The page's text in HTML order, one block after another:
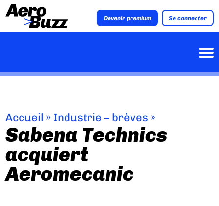
Devenir premium Se connecter
Accueil » Industrie – brèves »
Sabena Technics
acquiert
Aeromecanic